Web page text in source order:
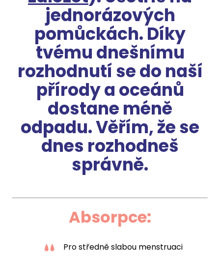
jednorázových
pomůckách. Díky
tvému dnešnímu
rozhodnutí se do naší
přírody a oceánů
dostane méně
odpadu.Věřím, že se
dnes rozhodneš
správně.
Absorpce:
Pro středně slabou menstruaci